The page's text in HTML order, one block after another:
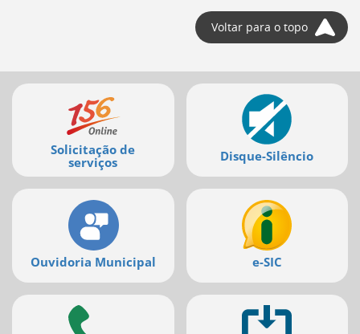
Voltar para o topo
Mais
serviços
Solicitação de
serviços
Disque-Silêncio
Ouvidoria Municipal e-SIC